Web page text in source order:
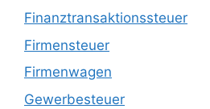
Finanztransaktionssteuer
Firmensteuer
Firmenwagen
Gewerbesteuer